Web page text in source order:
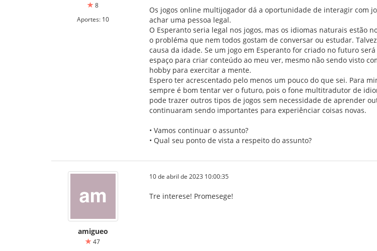
8
Aportes: 10
Os jogos online multijogador dá a oportunidade de interagir com
achar uma pessoa legal.
O Esperanto seria legal nos jogos, mas os idiomas naturais estão
o probléma que nem todos gostam de conversar ou estudar.
causa da idade. Se um jogo em Esperanto for criado no futuro
espaço para criar conteúdo ao meu ver, mesmo não sendo visto
hobby para exercitar a mente.
Espero ter acrescentado pelo menos um pouco do que sei. Para
sempre é bom tentar ver o futuro, pois o fone multitradutor de
pode trazer outros tipos de jogos sem necessidade de aprender
continuaram sendo importantes para experiênciar coisas novas.
• Vamos continuar o assunto?
• Qual seu ponto de vista a respeito do assunto?
amigueo
47
10 de abril de 2023 10:00:35
Tre interese! Promesege!